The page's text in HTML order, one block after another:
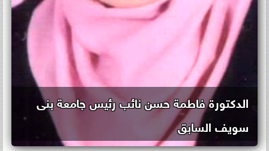
الدكتورة فاطمة حسن نائب رئيس جامعة بنى
سويف السابق